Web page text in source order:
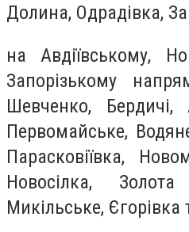
Долина, Одрадівка,
на Авдіївському,
Запорізькому
Шевченко, Бердичі,
Первомайське,
Парасковіївка,
Новосілка,
Микільське, Єгорівка